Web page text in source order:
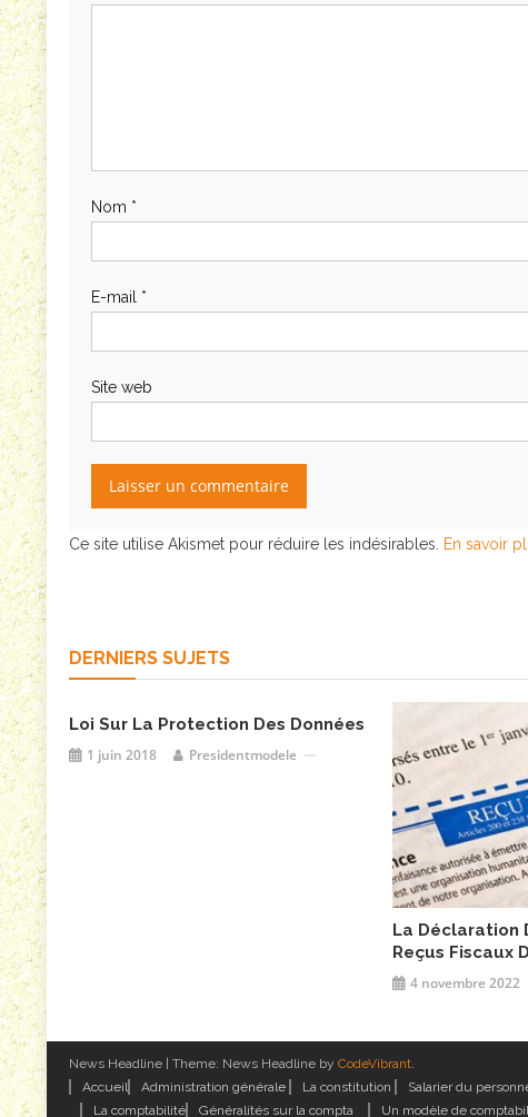
Nom *
E-mail *
Site web
Ce site utilise Akismet pour réduire les indésirables. En savoir
DERNIERS SUJETS
Loi Sur La Protection Des Données
1 juin 2018 Presidentmodele
La Déclaration
Reçus Fiscaux
4 novembre 2022
News Headline Theme: News Headline by CodeVibrant.
Accueil
Administration générale La constitution Salarier du
La comptabilité
Généralités sur la compta Un modèle de